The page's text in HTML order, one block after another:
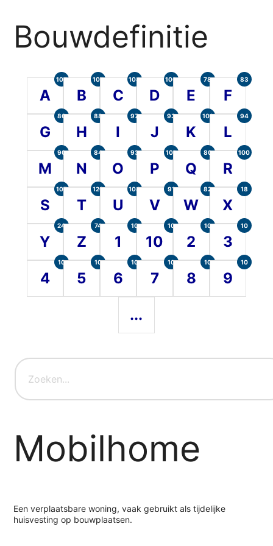
Bouwdefinitie
A
105
B
107
C
104
D
100
E
78
F
83
G
86
H
88
I
97
J
93
K
101
L
94
M
90
N
84
O
93
P
101
Q
80
R
100
S
107
T
120
U
104
V
91
W
82
X
18
Y
24
Z
74
1
10
10
10
2
10
3
10
4
10
5
10
6
10
7
10
8
10
9
10
...
Mobilhome
Een verplaatsbare woning, vaak gebruikt als tijdelijke
huisvesting op bouwplaatsen.